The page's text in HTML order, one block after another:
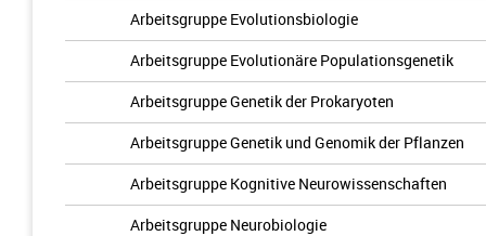
Arbeitsgruppe Evolutionsbiologie
Arbeitsgruppe Evolutionäre Populationsgenetik
Arbeitsgruppe Genetik der Prokaryoten
Arbeitsgruppe Genetik und Genomik der Pflanzen
Arbeitsgruppe Kognitive Neurowissenschaften
Arbeitsgruppe Neurobiologie